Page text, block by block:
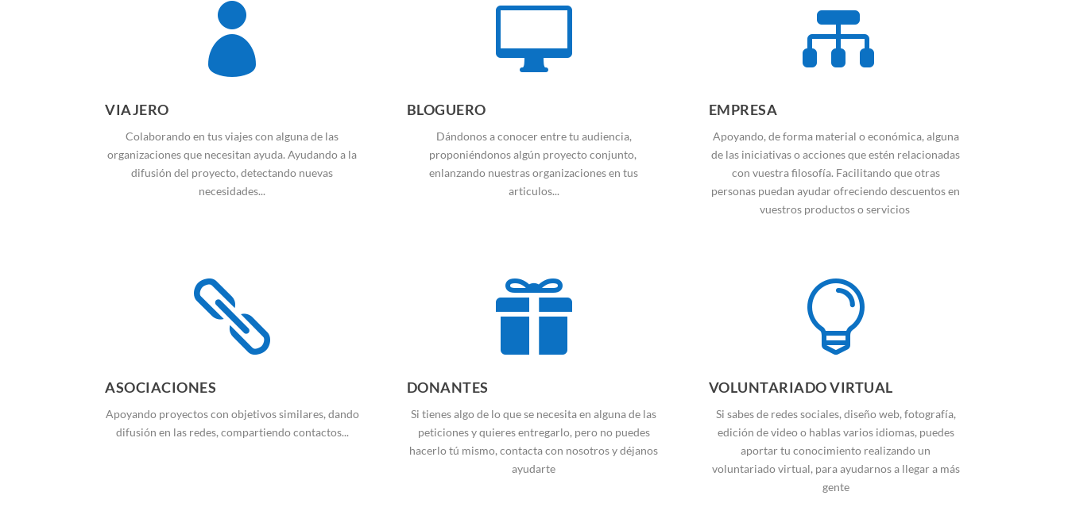

VIAJERO
Colaborando en tus viajes con alguna de las
organizaciones que necesitan ayuda. Ayudando a la
difusión del proyecto, detectando nuevas
necesidades...

BLOGUERO
Dándonos a conocer entre tu audiencia,
proponiéndonos algún proyecto conjunto,
enlanzando nuestras organizaciones en tus
articulos...

EMPRESA
Apoyando, de forma material o económica, alguna
de las iniciativas o acciones que estén relacionadas
con vuestra filosofía. Facilitando que otras
personas puedan ayudar ofreciendo descuentos en
vuestros productos o servicios

ASOCIACIONES
Apoyando proyectos con objetivos similares, dando
difusión en las redes, compartiendo contactos...

DONANTES
Si tienes algo de lo que se necesita en alguna de las
peticiones y quieres entregarlo, pero no puedes
hacerlo tú mismo, contacta con nosotros y déjanos
ayudarte

VOLUNTARIADO VIRTUAL
Si sabes de redes sociales, diseño web, fotografía,
edición de video o hablas varios idiomas, puedes
aportar tu conocimiento realizando un
voluntariado virtual, para ayudarnos a llegar a más
gente